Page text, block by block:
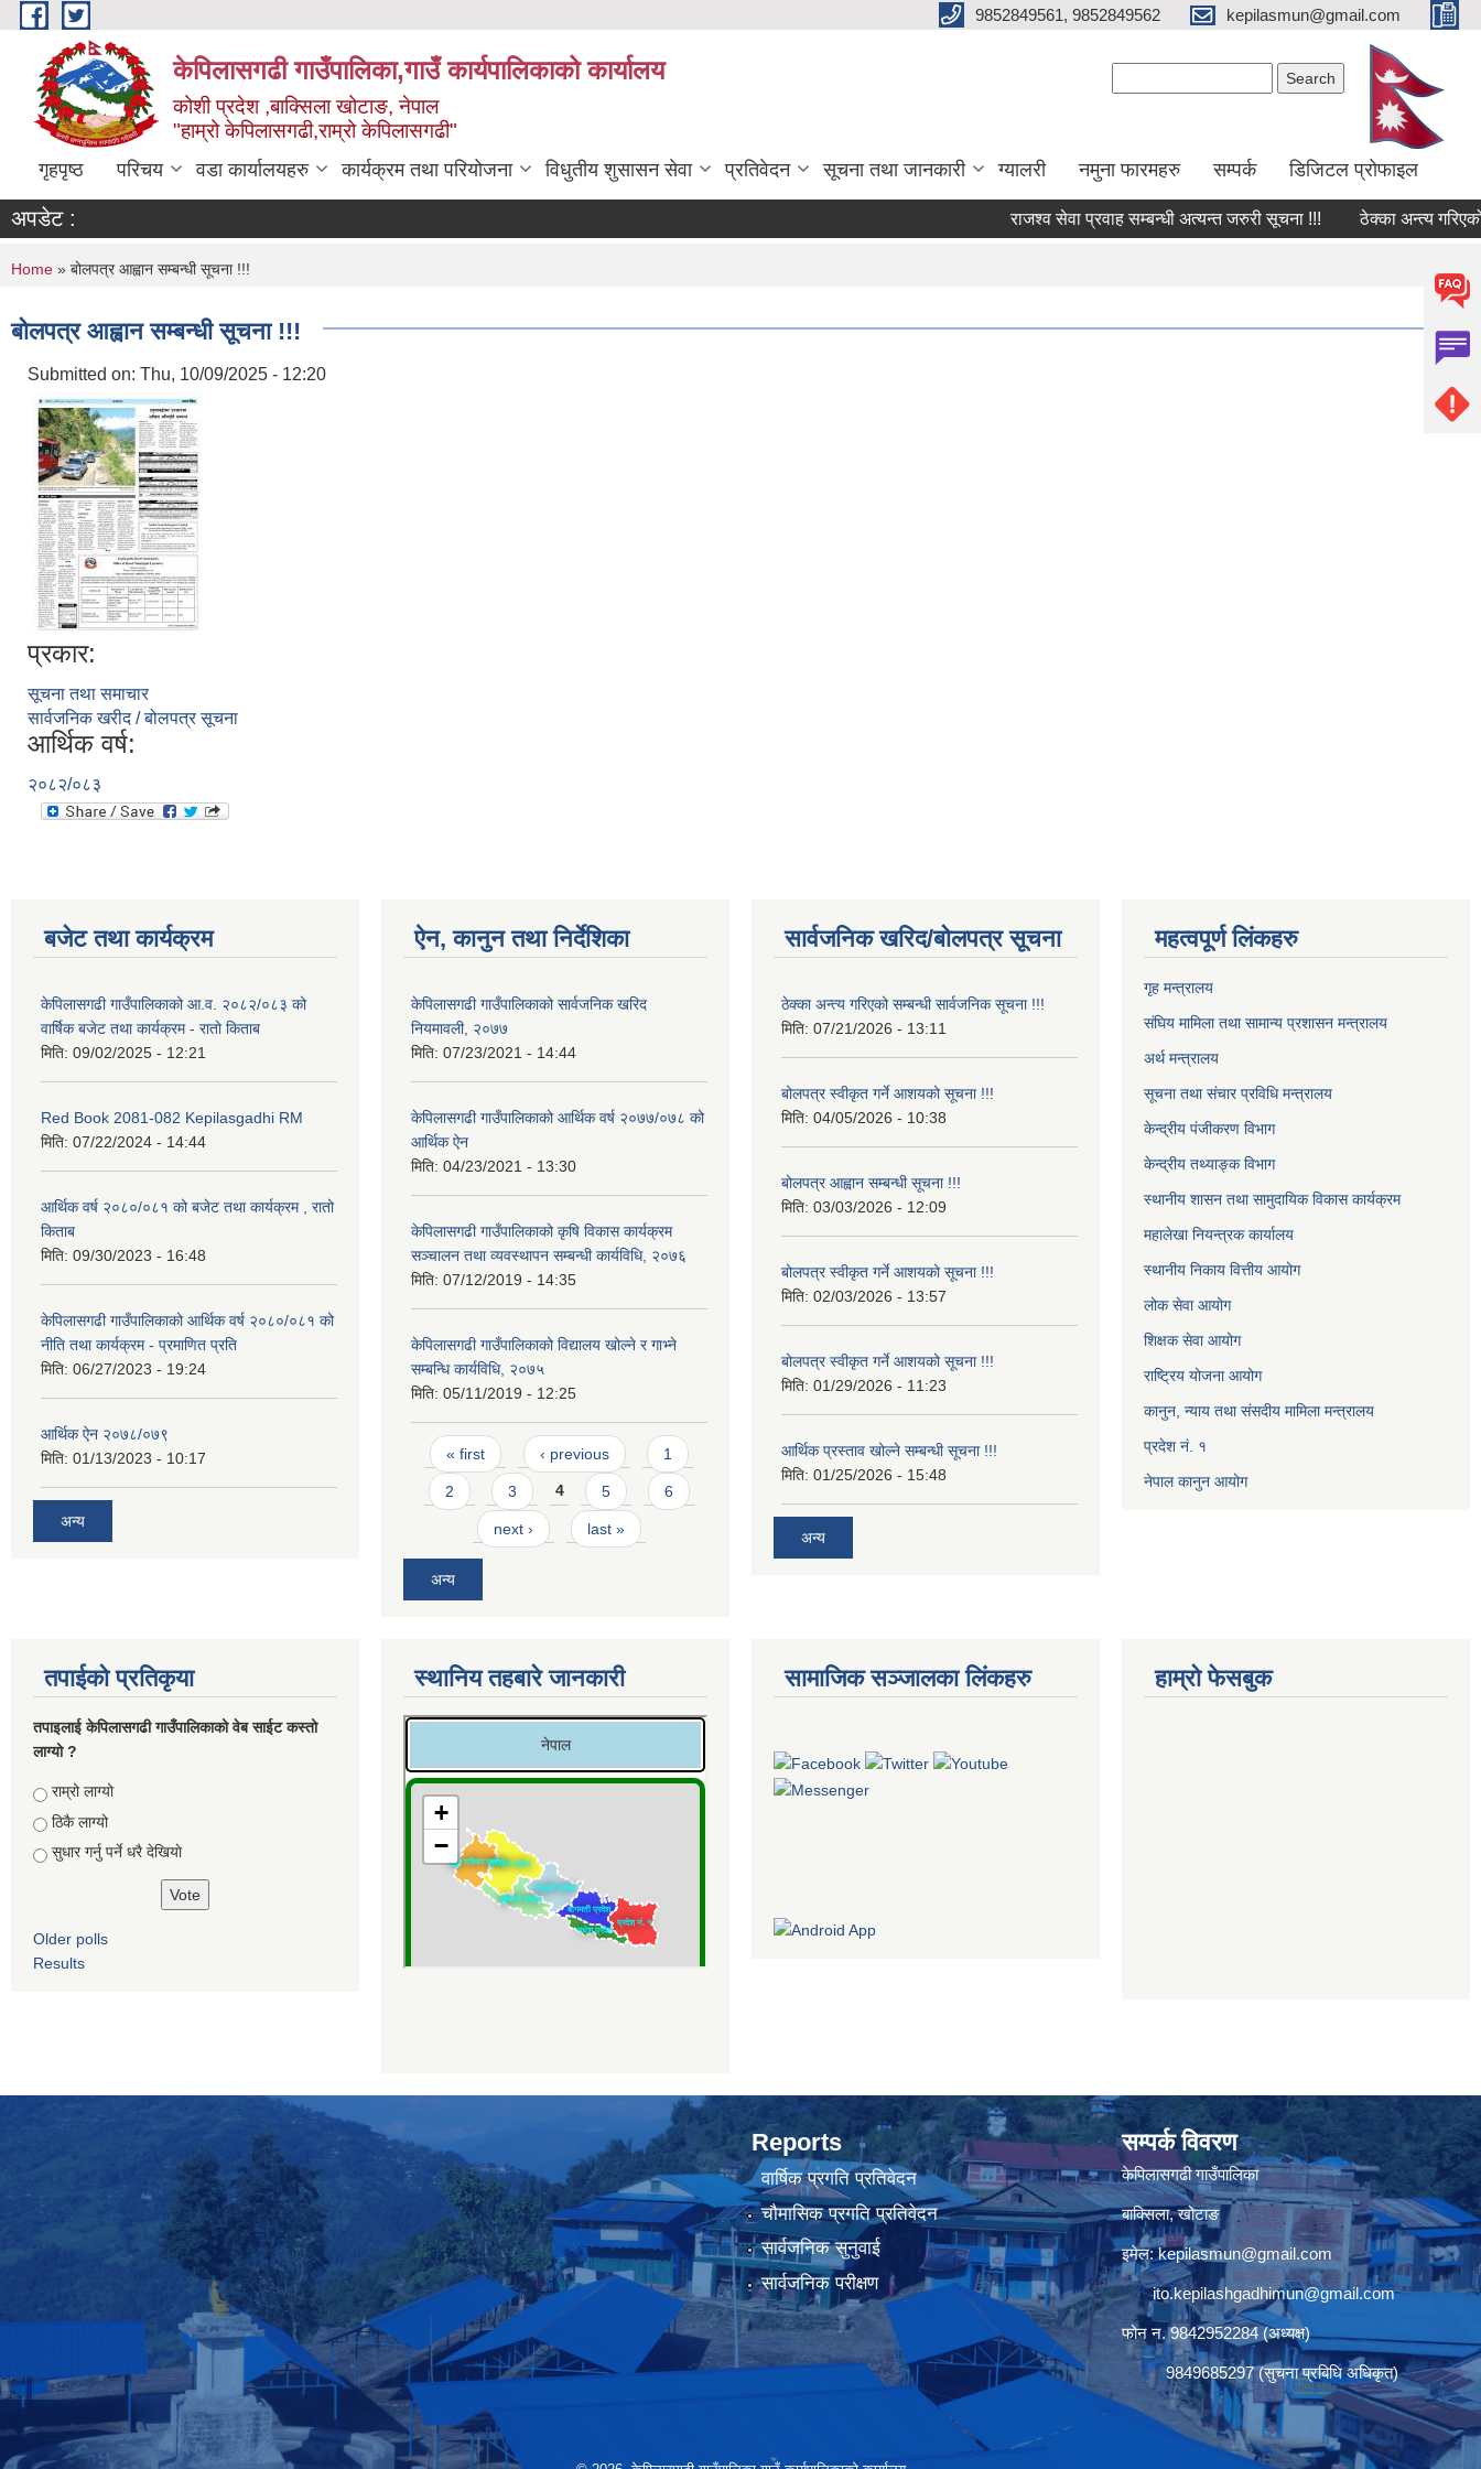
Skip to main content 9852849561, 9852849562 kepilasmun@gmail.com
केपिलासगढी गाउँपालिका,गाउँ कार्यपालिकाको कार्यालय
कोशी प्रदेश ,बाक्सिला खोटाङ, नेपाल
"हाम्रो केपिलासगढी,राम्रो केपिलासगढी"
गृहपृष्ठ परिचय वडा कार्यालयहरु कार्यक्रम तथा परियोजना विधुतीय शुसासन सेवा प्रतिवेदन सूचना तथा जानकारी ग्यालरी नमुना फारमहरु सम्पर्क डिजिटल प्रोफाइल
अपडेट : राजश्व सेवा प्रवाह सम्बन्धी अत्यन्त जरुरी सूचना !!! ठेक्का अन्त्य गरिएको
You are here
Home » बोलपत्र आह्वान सम्बन्धी सूचना !!!
बोलपत्र आह्वान सम्बन्धी सूचना !!!
Submitted on: Thu, 10/09/2025 - 12:20
प्रकार:
सूचना तथा समाचार
सार्वजनिक खरीद / बोलपत्र सूचना
आर्थिक वर्ष:
२०८२/०८३
बजेट तथा कार्यक्रम
केपिलासगढी गाउँपालिकाको आ.व. २०८२/०८३ को
वार्षिक बजेट तथा कार्यक्रम - रातो किताब
मिति: 09/02/2025 - 12:21
Red Book 2081-082 Kepilasgadhi RM
मिति: 07/22/2024 - 14:44
आर्थिक वर्ष २०८०/०८१ को बजेट तथा कार्यक्रम , रातो
किताब
मिति: 09/30/2023 - 16:48
केपिलासगढी गाउँपालिकाको आर्थिक वर्ष २०८०/०८१ को
नीति तथा कार्यक्रम - प्रमाणित प्रति
मिति: 06/27/2023 - 19:24
आर्थिक ऐन २०७८/०७९
मिति: 01/13/2023 - 10:17
अन्य
ऐन, कानुन तथा निर्देशिका
केपिलासगढी गाउँपालिकाको सार्वजनिक खरिद
नियमावली, २०७७
मिति: 07/23/2021 - 14:44
केपिलासगढी गाउँपालिकाको आर्थिक वर्ष २०७७/०७८ को
आर्थिक ऐन
मिति: 04/23/2021 - 13:30
केपिलासगढी गाउँपालिकाको कृषि विकास कार्यक्रम
सञ्चालन तथा व्यवस्थापन सम्बन्धी कार्यविधि, २०७६
मिति: 07/12/2019 - 14:35
केपिलासगढी गाउँपालिकाको विद्यालय खोल्ने र गाभ्ने
सम्बन्धि कार्यविधि, २०७५
मिति: 05/11/2019 - 12:25
Pages
« first ‹ previous 1
2 3 4 5 6
next › last »
अन्य
सार्वजनिक खरिद/बोलपत्र सूचना
ठेक्का अन्त्य गरिएको सम्बन्धी सार्वजनिक सूचना !!!
मिति: 07/21/2026 - 13:11
बोलपत्र स्वीकृत गर्ने आशयको सूचना !!!
मिति: 04/05/2026 - 10:38
बोलपत्र आह्वान सम्बन्धी सूचना !!!
मिति: 03/03/2026 - 12:09
बोलपत्र स्वीकृत गर्ने आशयको सूचना !!!
मिति: 02/03/2026 - 13:57
बोलपत्र स्वीकृत गर्ने आशयको सूचना !!!
मिति: 01/29/2026 - 11:23
आर्थिक प्रस्ताव खोल्ने सम्बन्धी सूचना !!!
मिति: 01/25/2026 - 15:48
अन्य
महत्वपूर्ण लिंकहरु
गृह मन्त्रालय
संघिय मामिला तथा सामान्य प्रशासन मन्त्रालय
अर्थ मन्त्रालय
सूचना तथा संचार प्रविधि मन्त्रालय
केन्द्रीय पंजीकरण विभाग
केन्द्रीय तथ्याङ्क विभाग
स्थानीय शासन तथा सामुदायिक विकास कार्यक्रम
महालेखा नियन्त्रक कार्यालय
स्थानीय निकाय वित्तीय आयोग
लोक सेवा आयोग
शिक्षक सेवा आयोग
राष्ट्रिय योजना आयोग
कानुन, न्याय तथा संसदीय मामिला मन्त्रालय
प्रदेश नं. १
नेपाल कानुन आयोग
तपाईको प्रतिकृया
तपाइलाई केपिलासगढी गाउँपालिकाको वेब साईट कस्तो
लाग्यो ?
Choices
राम्रो लाग्यो
ठिकै लाग्यो
सुधार गर्नु पर्ने धरै देखियाे
Older polls
Results
स्थानिय तहबारे जानकारी सामाजिक सञ्जालका लिंकहरु हाम्रो फेसबुक
Reports
वार्षिक प्रगति प्रतिवेदन
चौमासिक प्रगति प्रतिवेदन
सार्वजनिक सुनुवाई
सार्वजनिक परीक्षण
सम्पर्क विवरण
केपिलासगढी गाउँपालिका
बाक्सिला, खोटाङ
इमेल:kepilasmun@gmail.com
ito.kepilashgadhimun@gmail.com
फोन न. 9842952284 (अध्यक्ष)
9849685297 (सुचना प्रबिधि अधिकृत)